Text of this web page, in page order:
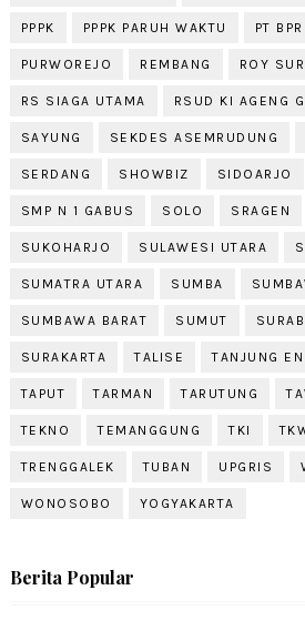
PPPK PPPK PARUH WAKTU PT
PURWOREJO REMBANG ROY
RS SIAGA UTAMA RSUD KI AGENG
SAYUNG SEKDES ASEMRUDUNG
SERDANG SHOWBIZ SIDOARJO
SMP N 1 GABUS SOLO SRAGEN
SUKOHARJO SULAWESI UTARA
SUMATRA UTARA SUMBA
SUMBAWA BARAT SUMUT
SURAKARTA TALISE TANJUNG
TAPUT TARMAN TARUTUNG
TEKNO TEMANGGUNG TKI
TRENGGALEK TUBAN UPGRIS
WONOSOBO YOGYAKARTA
Berita Popular